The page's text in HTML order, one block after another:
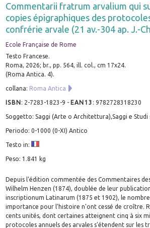
Commentarii fratrum arvalium qui
copies épigraphiques des
confrérie arvale (21 av.-304 ap. J.-
Ecole Française de Rome
Testo Francese.
Roma, 2026; br., pp. 564, ill. col., cm 17x24.
(Roma Antica. 4).
collana: Roma Antica
ISBN: 2-7283-1823-9 - EAN13 :9782728318230
Soggetto: Saggi (Arte o Architettura),Saggi e
Periodo: 0-1000 (0-XI) Antico
Testo in:
Peso: 1.841 kg
Depuis l'édition commentée des Commentaires
Wilhelm Henzen (1874), doublée de leur
inscriptionum Latinarum (1875 et 1902), le
importance pour l'histoire n'ont cessé de croître.
cents unités, dont certaines atteignent cinq à six
protocoles annuels des arvales s'étendent sur les